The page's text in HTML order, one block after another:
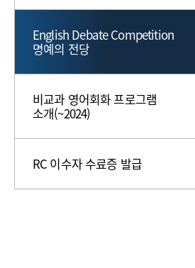
English Debate Competition
명예의 전당
비교과 영어회화 프로그램
소개(~2024)
RC 이수자 수료증 발급